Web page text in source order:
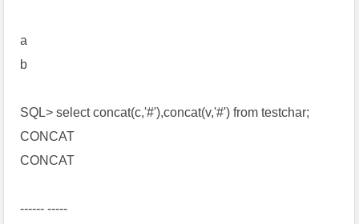
a
b
SQL> select concat(c,'#'),concat(v,'#') from testchar;
CONCAT
CONCAT
------ -----